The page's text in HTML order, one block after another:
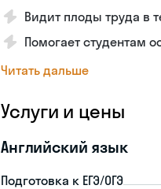
Видит плоды труда в
Помогает студентам
Читать дальше
Услуги и цены
Английский язык
Подготовка к ЕГЭ/ОГЭ